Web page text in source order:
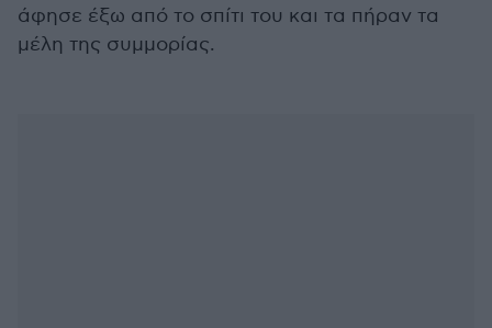
άφησε έξω από το σπίτι του και τα πήραν τα
μέλη της συμμορίας.